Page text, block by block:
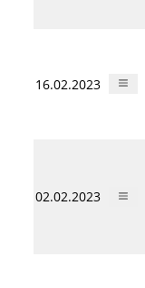
16.02.2023
02.02.2023